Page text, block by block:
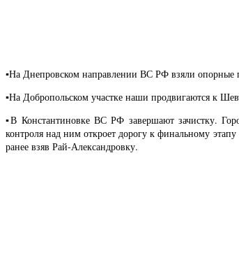
▪️На Днепровском направлении ВС РФ взяли опорные
▪️На Добропольском участке наши продвигаются к
▪️В Константиновке ВС РФ завершают зачистку.
контроля над ним откроет дорогу к финальному
ранее взяв Рай-Александровку.